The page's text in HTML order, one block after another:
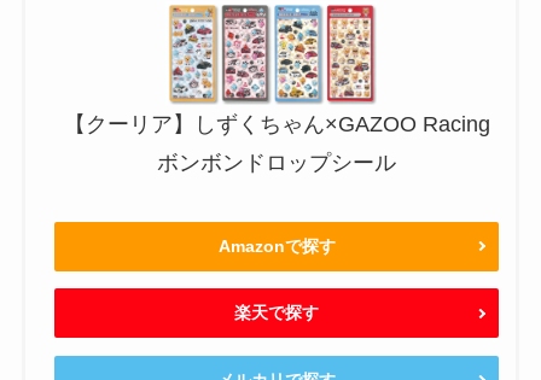
【クーリア】しずくちゃん×GAZOO Racing
ボンボンドロップシール
Amazonで探す
楽天で探す